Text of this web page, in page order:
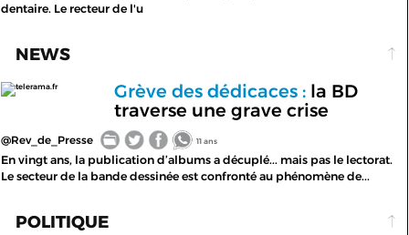
dentaire. Le recteur de l'u
NEWS
telerama.fr Grève des dédicaces :la BD
traverse une grave crise
@Rev_de_Presse 11 ans
En vingt ans, la publication d’albums a décuplé... mais pas le lectorat.
Le secteur de la bande dessinée est confronté au phénomène de...
POLITIQUE